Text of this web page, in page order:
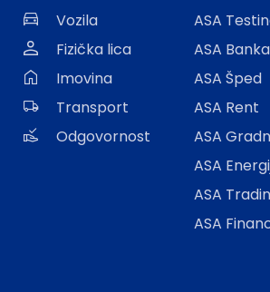
Vozila
Fizička lica
Imovina
Transport
Odgovornost
ASA
ASA Banka
ASA Šped
ASA Rent
ASA
ASA
ASA
ASA